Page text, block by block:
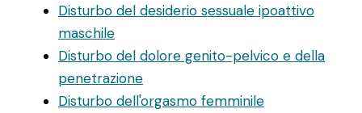
Disturbo del desiderio sessuale ipoattivo
maschile
Disturbo del dolore genito-pelvico e della
penetrazione
Disturbo dell'orgasmo femminile